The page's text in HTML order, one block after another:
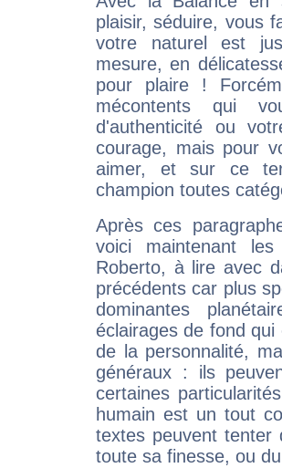
plaisir, séduire, vous
votre naturel est
mesure, en
pour plaire !
mécontents qui
d'authenticité ou
courage, mais pour
aimer, et sur ce
champion toutes
Après ces
voici maintenant
Roberto, à lire avec
précédents car plus
dominantes
éclairages de fond
de la personnalité,
généraux : ils
certaines
humain est un tout
textes peuvent tenter
toute sa finesse, ou